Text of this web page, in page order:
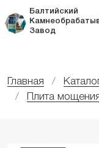
Балтийский
Завод
Главная
Плита